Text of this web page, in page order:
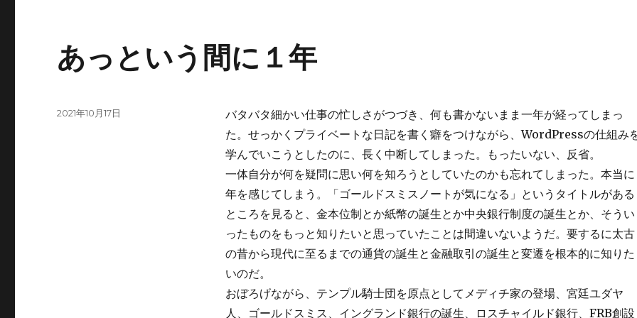
あっという間に１年
バタバタ細かい仕事の忙しさがつづき、何も書かないまま一年が経ってしまっ
た。せっかくプライベートな日記を書く癖をつけながら、WordPressの仕組み
学んでいこうとしたのに、長く中断してしまった。もったいない、反省。
一体自分が何を疑問に思い何を知ろうとしていたのかも忘れてしまった。本当に
年を感じてしまう。「ゴールドスミスノートが気になる」というタイトルがある
ところを見ると、金本位制とか紙幣の誕生とか中央銀行制度の誕生とか、そうい
ったものをもっと知りたいと思っていたことは間違いないようだ。要するに太古
の昔から現代に至るまでの通貨の誕生と金融取引の誕生と変遷を根本的に知りた
いのだ。
おぼろげながら、テンプル騎士団を原点としてメディチ家の登場、宮廷ユダヤ
人、ゴールドスミス、イングランド銀行の誕生、ロスチャイルド銀行、FRB創設
投
2021年10月17日